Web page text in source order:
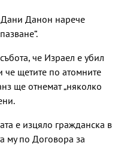
Данон нарече
че Израел е убил
че щетите по атомните
ще отнемат „няколко
е изцяло гражданска в
му по Договора за